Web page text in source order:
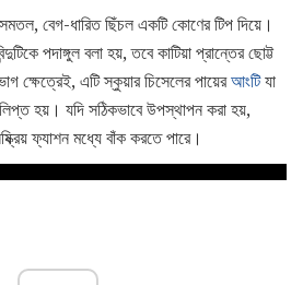
বেগ-ধারিত ছিঁচল একটি কোণের টিপ দিয়ে।
পদাঙ্গুল বলা হয়, তবে কাটিয়া প্রান্তের ছোট্ট
ক্ষেত্রেই, এটি স্কুয়ার চিসেলের পায়েরআংটিযা
হয়। যদি সঠিকভাবে উপস্থাপন করা হয়,
ফ্যাশন মধ্যে বাঁক করতে পারে।